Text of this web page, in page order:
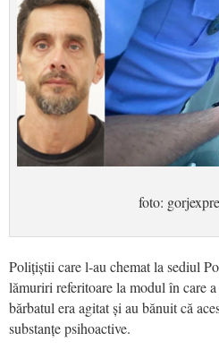
foto:
Polițiștii care l-au chemat la sediul
lămuriri referitoare la modul în care
bărbatul era agitat și au bănuit că
substanțe psihoactive.